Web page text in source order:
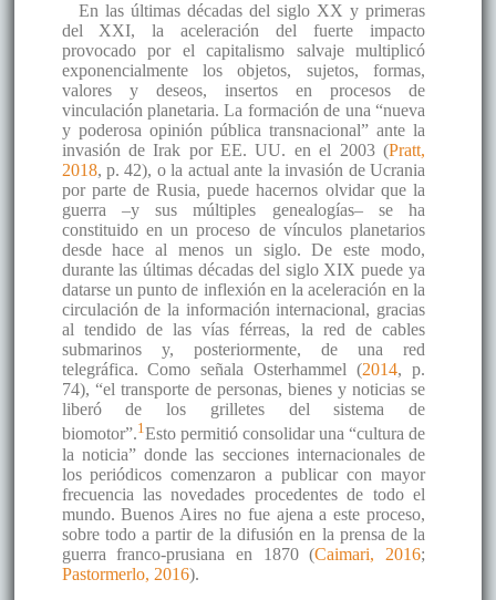
En las últimas décadas del siglo XX y primeras
del XXI, la aceleración del fuerte impacto
provocado por el capitalismo salvaje multiplicó
exponencialmente los objetos, sujetos, formas,
valores y deseos, insertos en procesos de
vinculación planetaria. La formación de una “nueva
y poderosa opinión pública transnacional” ante la
invasión de Irak por EE. UU. en el 2003 (Pratt,
2018, p. 42), o la actual ante la invasión de Ucrania
por parte de Rusia, puede hacernos olvidar que la
guerra –y sus múltiples genealogías– se ha
constituido en un proceso de vínculos planetarios
desde hace al menos un siglo. De este modo,
durante las últimas décadas del siglo XIX puede ya
datarse un punto de inflexión en la aceleración en la
circulación de la información internacional, gracias
al tendido de las vías férreas, la red de cables
submarinos y, posteriormente, de una red
telegráfica. Como señala Osterhammel (2014, p.
74), “el transporte de personas, bienes y noticias se
liberó de los grilletes del sistema de
biomotor”.1Esto permitió consolidar una “cultura de
la noticia” donde las secciones internacionales de
los periódicos comenzaron a publicar con mayor
frecuencia las novedades procedentes de todo el
mundo. Buenos Aires no fue ajena a este proceso,
sobre todo a partir de la difusión en la prensa de la
guerra franco-prusiana en 1870 (Caimari, 2016;
Pastormerlo, 2016).